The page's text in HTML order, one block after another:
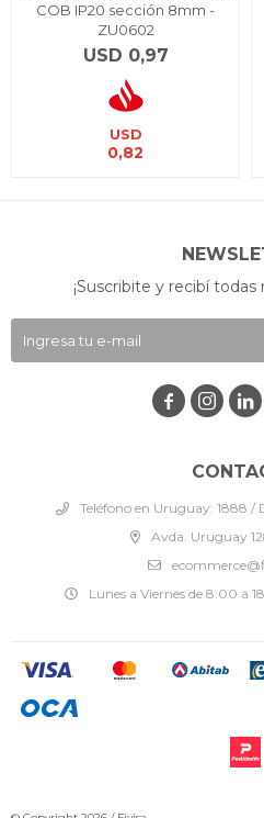
COB IP20 sección 8mm -
ZU0602
USD 0,97
USD
0,82
Teléfono en Uruguay: 1888 /
Avda. Uruguay
Lunes a Viernes de 8:00 a
¡Suscribite y recibí
  